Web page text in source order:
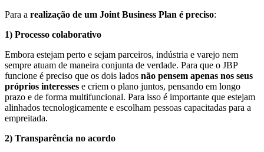
Para a realização de um Joint Business Plan é preciso:
1) Processo colaborativo
Embora estejam perto e sejam parceiros, indústria e varejo nem
sempre atuam de maneira conjunta de verdade. Para que o JBP
funcione é preciso que os dois lados não pensem apenas nos seus
próprios interesses e criem o plano juntos, pensando em longo
prazo e de forma multifuncional. Para isso é importante que estejam
alinhados tecnologicamente e escolham pessoas capacitadas para a
empreitada.
2) Transparência no acordo